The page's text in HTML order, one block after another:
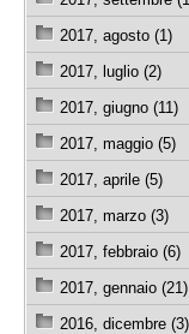
2017, agosto (1)
2017, luglio (2)
2017, giugno (11)
2017, maggio (5)
2017, aprile (5)
2017, marzo (3)
2017, febbraio (6)
2017, gennaio (21)
2016, dicembre (3)